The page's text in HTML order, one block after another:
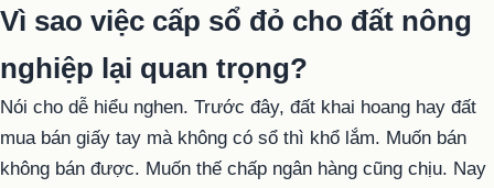
Vì sao việc cấp sổ đỏ cho đất nông
nghiệp lại quan trọng?
Nói cho dễ hiểu nghen. Trước đây, đất khai hoang hay đất
mua bán giấy tay mà không có sổ thì khổ lắm. Muốn bán
không bán được. Muốn thế chấp ngân hàng cũng chịu. Nay